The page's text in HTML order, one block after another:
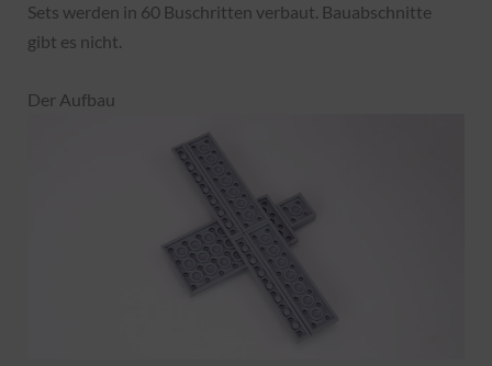
Sets werden in 60 Buschritten verbaut. Bauabschnitte
gibt es nicht.
Der Aufbau